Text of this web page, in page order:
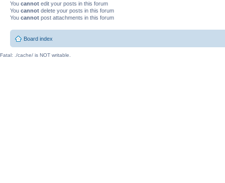
You cannot edit your posts in this forum
You cannot delete your posts in this forum
You cannot post attachments in this forum
Board index
Fatal: ./cache/ is NOT writable.